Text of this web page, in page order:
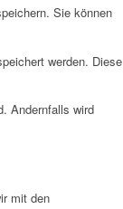
Sie können
werden. Diese
Andernfalls wird
mit den